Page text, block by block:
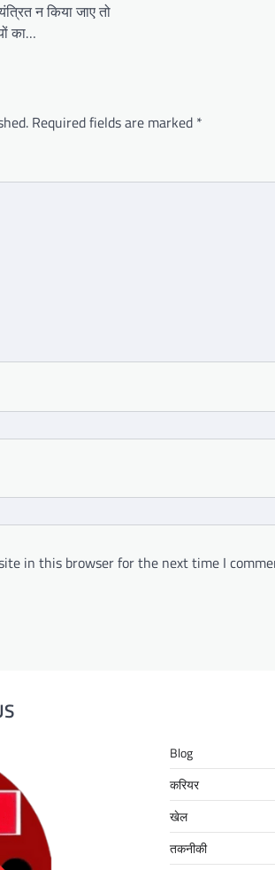
न किया जाए तो
का…
Required fields are marked *
in this browser for the next time I
Blog
करियर
खेल
तकनीकी